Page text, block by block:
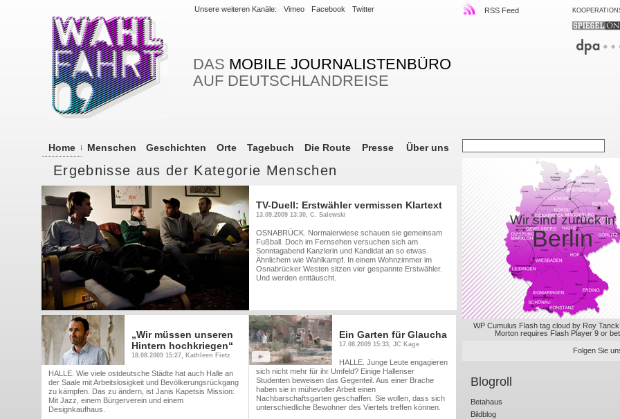
Unsere weiteren Kanäle: Vimeo Facebook Twitter RSS Feed
DAS MOBILE JOURNALISTENBÜRO
AUF DEUTSCHLANDREISE
Home Menschen Geschichten Orte Tagebuch Die Route Presse Über uns
Ergebnisse aus der Kategorie Menschen
TV-Duell: Erstwähler vermissen Klartext
13.09.2009 13:30, C. Salewski
OSNABRÜCK. Normalerwiese schauen sie gemeinsam
Fußball. Doch im Fernsehen versuchen sich am
Sonntagabend Kanzlerin und Kandidat an so etwas
Ähnlichem wie Wahlkampf. In einem Wohnzimmer im
Osnabrücker Westen sitzen vier gespannte Erstwähler.
Und werden enttäuscht.
„Wir müssen unseren
Hintern hochkriegen“
18.08.2009 15:27, Kathleen Fietz
HALLE. Wie viele ostdeutsche Städte hat auch Halle an
der Saale mit Arbeitslosigkeit und Bevölkerungsrückgang
zu kämpfen. Das zu ändern, ist Janis Kapetsis Mission:
Mit Jazz, einem Bürgerverein und einem
Designkaufhaus.
Ein Garten für Glaucha
17.08.2009 15:33, JC Kage
HALLE. Junge Leute engagieren
sich nicht mehr für ihr Umfeld? Einige Hallenser
Studenten beweisen das Gegenteil. Aus einer Brache
haben sie in mühevoller Arbeit einen
Nachbarschaftsgarten geschaffen. Sie wollen, dass sich
unterschiedliche Bewohner des Viertels treffen können.
Wir sind zurück in
Berlin
WP Cumulus Flash tag cloud by Roy Tanck
Morton requires Flash Player 9 or
Folgen Sie
Blogroll
Betahaus
Bildblog